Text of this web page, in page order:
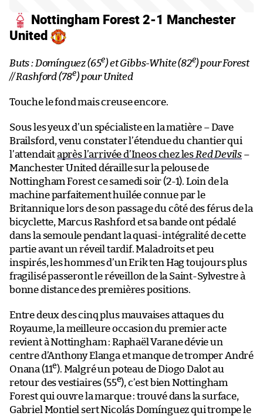
Nottingham Forest 2-1 Manchester
United
Buts : Domínguez (65e) et Gibbs-White (82e) pour Forest
// Rashford (78e) pour United
Touche le fond mais creuse encore.
Sous les yeux d’un spécialiste en la matière – Dave
Brailsford, venu constater l’étendue du chantier qui
l’attendaitaprès l’arrivée d’Ineos chez les Red Devils –
Manchester United déraille sur la pelouse de
Nottingham Forest ce samedi soir (2-1). Loin de la
machine parfaitement huilée connue par le
Britannique lors de son passage du côté des férus de la
bicyclette, Marcus Rashford et sa bande ont pédalé
dans la semoule pendant la quasi-intégralité de cette
partie avant un réveil tardif. Maladroits et peu
inspirés, les hommes d’un Erik ten Hag toujours plus
fragilisé passeront le réveillon de la Saint-Sylvestre à
bonne distance des premières positions.
Entre deux des cinq plus mauvaises attaques du
Royaume, la meilleure occasion du premier acte
revient à Nottingham : Raphaël Varane dévie un
centre d’Anthony Elanga et manque de tromper André
Onana (11e). Malgré un poteau de Diogo Dalot au
retour des vestiaires (55e), c’est bien Nottingham
Forest qui ouvre la marque : trouvé dans la surface,
Gabriel Montiel sert Nicolás Domínguez qui trompe le